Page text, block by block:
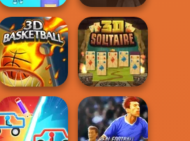
Funny Fred
Five Nights at Old
Toy Factory...